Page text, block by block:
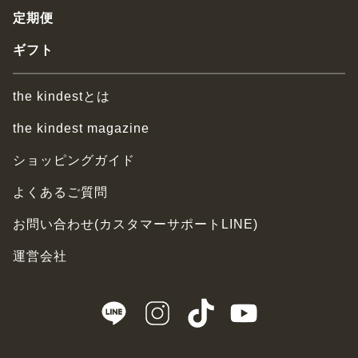
定期便
ギフト
the kindestとは
the kindest magazine
ショッピングガイド
よくあるご質問
お問い合わせ(カスタマーサポートLINE)
運営会社